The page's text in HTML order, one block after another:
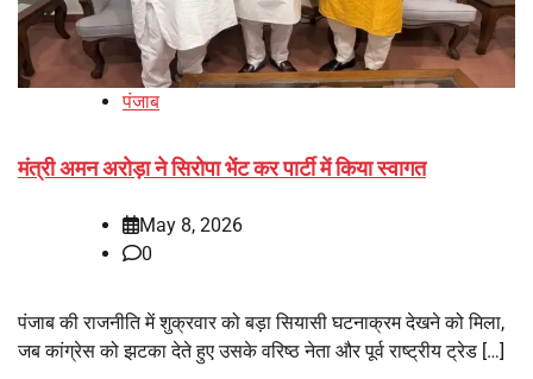
पंजाब
मंत्री अमन अरोड़ा ने सिरोपा भेंट कर पार्टी में किया स्वागत
May 8, 2026
0
पंजाब की राजनीति में शुक्रवार को बड़ा सियासी घटनाक्रम देखने को मिला,
जब कांग्रेस को झटका देते हुए उसके वरिष्ठ नेता और पूर्व राष्ट्रीय ट्रेड […]